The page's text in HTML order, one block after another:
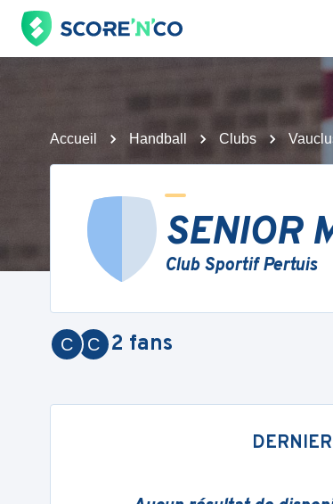
Accueil Handball Clubs
SENIOR
Club Sportif Pertuis
C
C 2 fans